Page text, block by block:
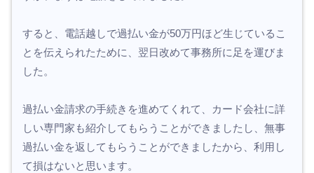
すると、電話越しで過払い金が50万円ほど生じているこ
とを伝えられたために、翌日改めて事務所に足を運びま
した。
過払い金請求の手続きを進めてくれて、カード会社に詳
しい専門家も紹介してもらうことができましたし、無事
過払い金を返してもらうことができましたから、利用し
て損はないと思います。